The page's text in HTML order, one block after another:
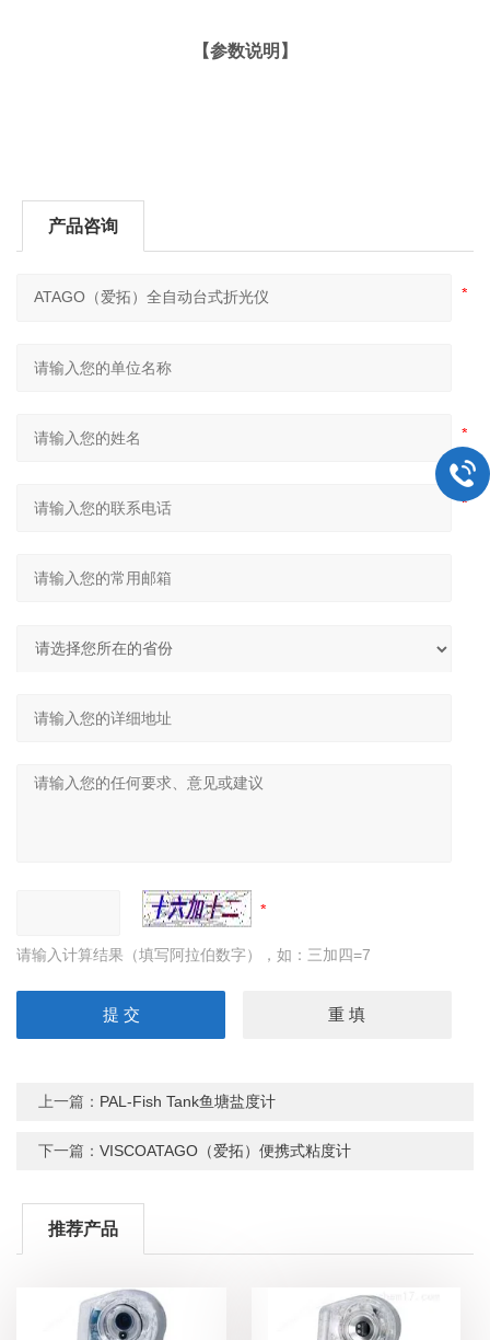
【参数说明】
产品咨询
请输入计算结果（填写阿拉伯数字），如：三加四=7
上一篇： PAL-Fish Tank鱼塘盐度计
下一篇：VISCOATAGO（爱拓）便携式粘度计
推荐产品